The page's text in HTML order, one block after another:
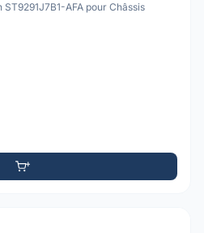
AFA pour Châssis